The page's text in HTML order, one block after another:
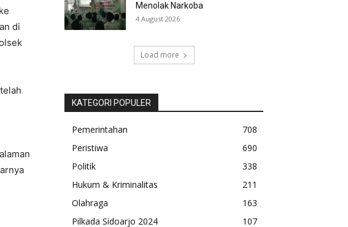
di
Menolak Narkoba
4 August 2026
Load more
KATEGORI POPULER
Pemerintahan
708
Peristiwa
690
Politik
338
Hukum & Kriminalitas
211
Olahraga
163
Pilkada Sidoarjo 2024
107